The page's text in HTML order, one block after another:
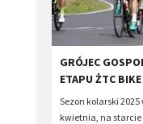
​GRÓJEC
ETAPU ŻTC
Sezon kolarski
kwietnia, na